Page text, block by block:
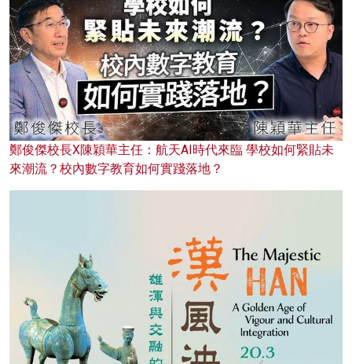
鄭俊傑校長X陳穎華主任：航天AI時代來臨 學校如何緊貼未
來潮流？校內數字教育如何實踐落地？